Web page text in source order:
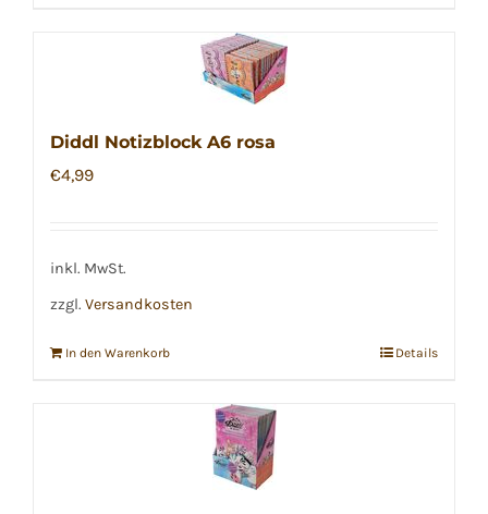
Diddl Notizblock A6 rosa
€4,99
inkl. MwSt.
zzgl. Versandkosten
In den Warenkorb Details